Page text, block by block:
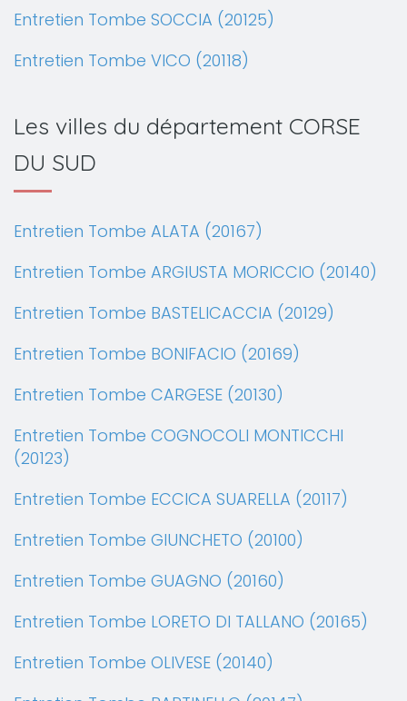
Entretien Tombe SOCCIA (20125)
Entretien Tombe VICO (20118)
Les villes du département CORSE
DU SUD
Entretien Tombe ALATA (20167)
Entretien Tombe ARGIUSTA MORICCIO (20140)
Entretien Tombe BASTELICACCIA (20129)
Entretien Tombe BONIFACIO (20169)
Entretien Tombe CARGESE (20130)
Entretien Tombe COGNOCOLI MONTICCHI
(20123)
Entretien Tombe ECCICA SUARELLA (20117)
Entretien Tombe GIUNCHETO (20100)
Entretien Tombe GUAGNO (20160)
Entretien Tombe LORETO DI TALLANO (20165)
Entretien Tombe OLIVESE (20140)